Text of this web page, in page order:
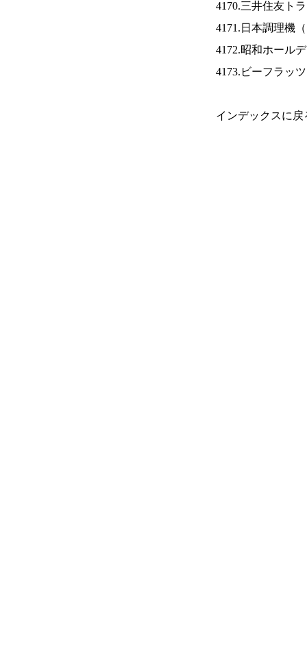
4170.三井住友ト
4171.日本調理機（
4172.昭和ホール
4173.ビーフラッ
インデックスに戻